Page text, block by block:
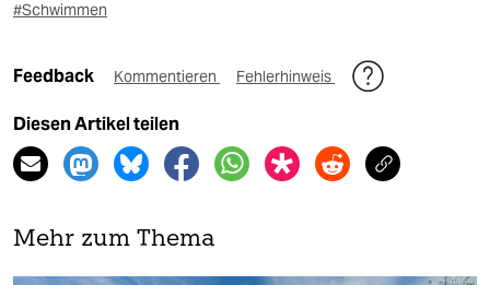
#Schwimmen
Feedback Kommentieren Fehlerhinweis
Diesen Artikel teilen
Mehr zum Thema